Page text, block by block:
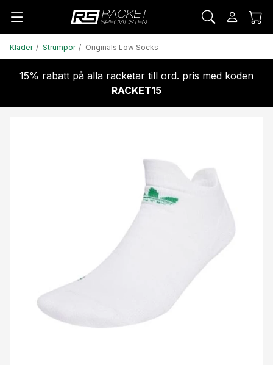
Kläder Strumpor Originals Low Socks
15% rabatt på alla racketar till ord. pris med koden
RACKET15